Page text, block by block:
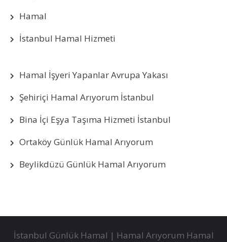
Hamal
İstanbul Hamal Hizmeti
Hamal İşyeri Yapanlar Avrupa Yakası
Şehiriçi Hamal Arıyorum İstanbul
Bina İçi Eşya Taşıma Hizmeti İstanbul
Ortaköy Günlük Hamal Arıyorum
Beylikdüzü Günlük Hamal Arıyorum
İstanbul Günlük Hamal | Hamal Arıyorum Hamal